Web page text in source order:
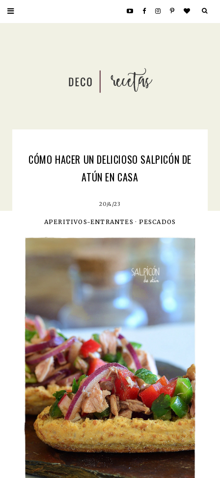
CÓMO HACER UN DELICIOSO SALPICÓN DE
ATÚN EN CASA
20/4/23
APERITIVOS-ENTRANTES · PESCADOS